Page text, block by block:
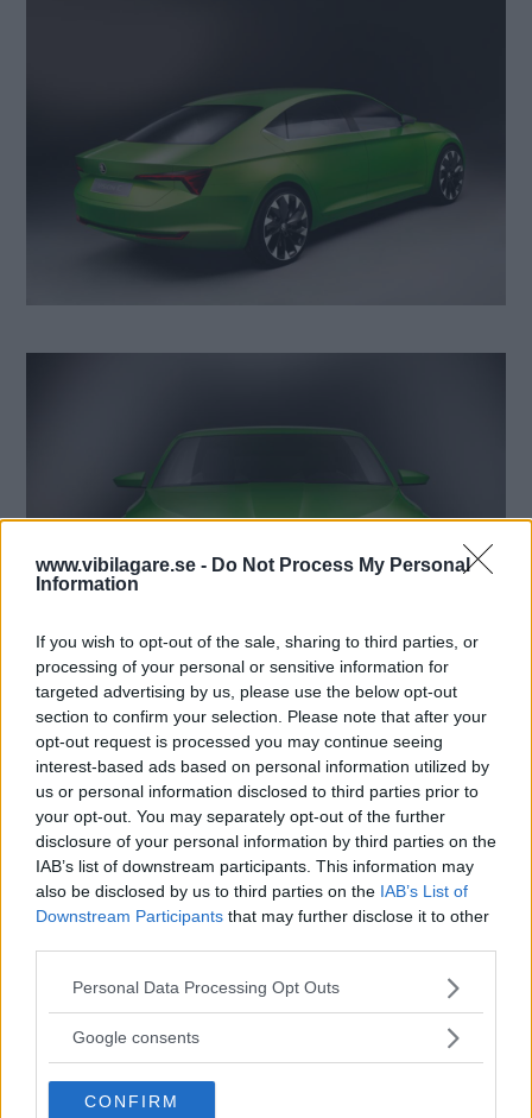
www.vibilagare.se - Do Not Process My Personal
Information
If you wish to opt-out of the sale, sharing to third parties, or
processing of your personal or sensitive information for
targeted advertising by us, please use the below opt-out
section to confirm your selection. Please note that after your
opt-out request is processed you may continue seeing
interest-based ads based on personal information utilized by
us or personal information disclosed to third parties prior to
your opt-out. You may separately opt-out of the further
disclosure of your personal information by third parties on the
IAB’s list of downstream participants. This information may
also be disclosed by us to third parties on the IAB’s List of
Downstream Participants that may further disclose it to other
Please note that this website/app uses one or more Google
not limited to your visit or usage behaviour. You may click to
use your data for below specified purposes in below Google
consent section.
Personal Data Processing Opt Outs
Google consents
CONFIRM